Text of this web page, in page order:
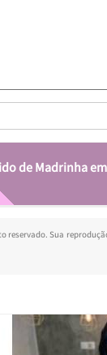
de Madrinha
reservado. Sua